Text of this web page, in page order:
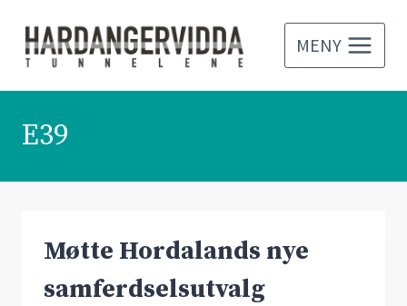
content
MENY
E39
Møtte Hordalands nye
samferdselsutvalg